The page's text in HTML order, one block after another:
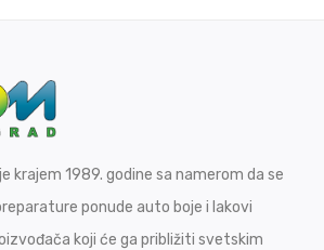
je krajem 1989. godine sa namerom da se
ponude auto boje i lakovi
koji će ga približiti svetskim